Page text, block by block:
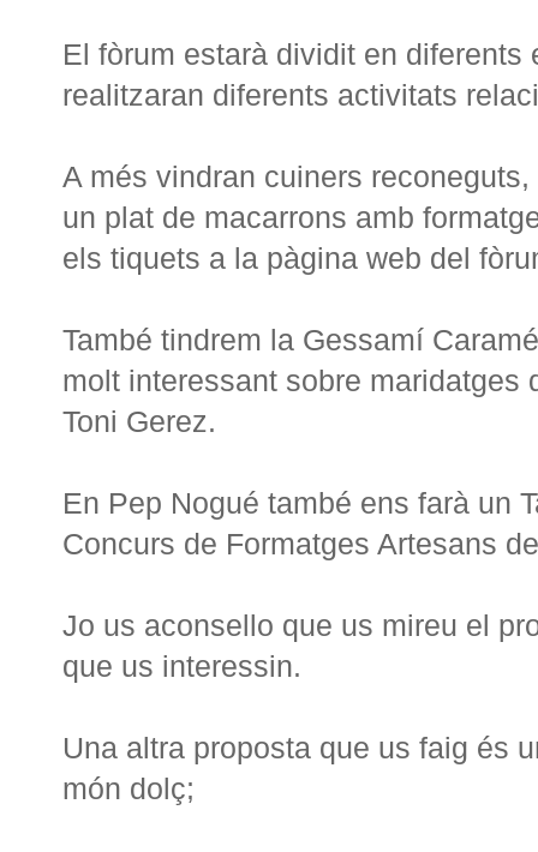
El fòrum estarà dividit en
realitzaran diferents activitats
A més vindran cuiners
un plat de macarrons amb
els tiquets a la pàgina web del
També tindrem la Gessamí
molt interessant sobre maridatges
Toni Gerez.
En Pep Nogué també ens farà un
Concurs de Formatges Artesans
Jo us aconsello que us mireu el
que us interessin.
Una altra proposta que us faig és
món dolç;